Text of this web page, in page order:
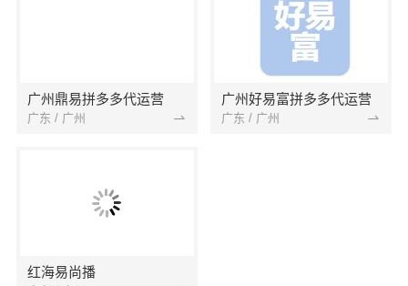
广州鼎易拼多多代运营
广东 / 广州
广州好易富拼多多代运营
广东 / 广州
红海易尚播